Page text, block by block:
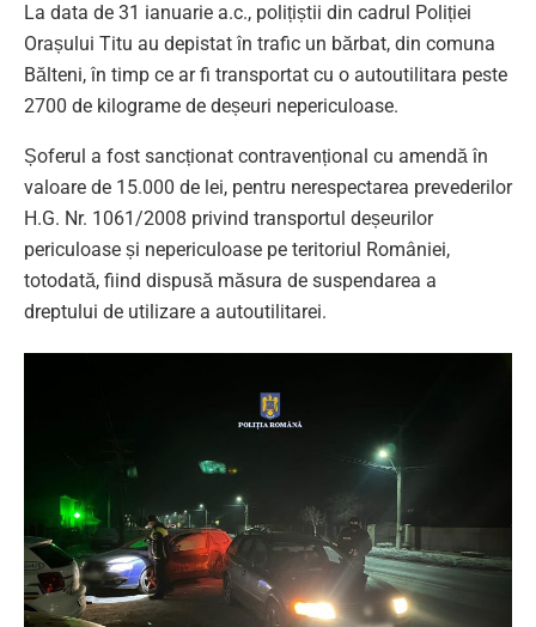
La data de 31 ianuarie a.c., polițiștii din cadrul Poliției
Orașului Titu au depistat în trafic un bărbat, din comuna
Bălteni, în timp ce ar fi transportat cu o autoutilitara peste
2700 de kilograme de deșeuri nepericuloase.
Șoferul a fost sancționat contravențional cu amendă în
valoare de 15.000 de lei, pentru nerespectarea prevederilor
H.G. Nr. 1061/2008 privind transportul deșeurilor
periculoase și nepericuloase pe teritoriul României,
totodată, fiind dispusă măsura de suspendarea a
dreptului de utilizare a autoutilitarei.